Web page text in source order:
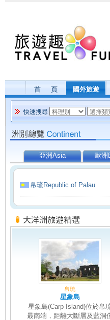
首 頁 國外旅遊
快速搜尋
亞洲Asia 歐洲
帛琉Republic of Palau
帛琉
星象島
星象島(Carp Island)位於帛
最南端，距離大斷層及藍洞